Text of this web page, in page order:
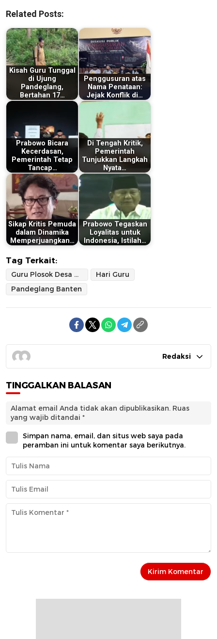
Related Posts:
Kisah Guru Tunggal
di Ujung
Pandeglang,
Bertahan 17…
Penggusuran atas
Nama Penataan:
Jejak Konflik di…
Prabowo Bicara
Kecerdasan,
Pemerintah Tetap
Tancap…
Di Tengah Kritik,
Pemerintah
Tunjukkan Langkah
Nyata…
Sikap Kritis Pemuda
dalam Dinamika
Memperjuangkan…
Prabowo Tegaskan
Loyalitas untuk
Indonesia, Istilah…
Tag Terkait:
Guru Plosok Desa Pandeglang
Hari Guru
Pandeglang Banten
Redaksi
TINGGALKAN BALASAN
Alamat email Anda tidak akan dipublikasikan. Ruas
yang wajib ditandai *
Simpan nama, email, dan situs web saya pada
peramban ini untuk komentar saya berikutnya.